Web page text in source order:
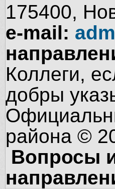
175400,
e-mail:
Коллеги,
добры
района ©
Вопросы